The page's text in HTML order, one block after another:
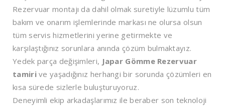
Rezervuar montajı da dahil olmak suretiyle lüzumlu tüm
bakım ve onarım işlemlerinde markası ne olursa olsun
tüm servis hizmetlerini yerine getirmekte ve
karşılaştığınız sorunlara anında çözüm bulmaktayız.
Yedek parça değişimleri, Japar Gömme Rezervuar
tamirive yaşadığınız herhangi bir sorunda çözümleri en
kısa sürede sizlerle buluşturuyoruz.
Deneyimli ekip arkadaşlarımız ile beraber son teknoloji